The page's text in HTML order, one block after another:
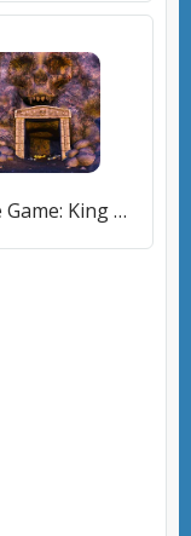
Escape Game: King Of Mystery (Игра Побег) [МОД Меню] APK Android